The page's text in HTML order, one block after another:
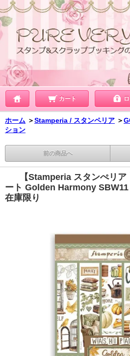
カート
ホーム ＞Stamperia / スタンペリア ＞
ション
前の商品へ
【Stamperia スタンぺリ
ート Golden Harmony
在庫限り